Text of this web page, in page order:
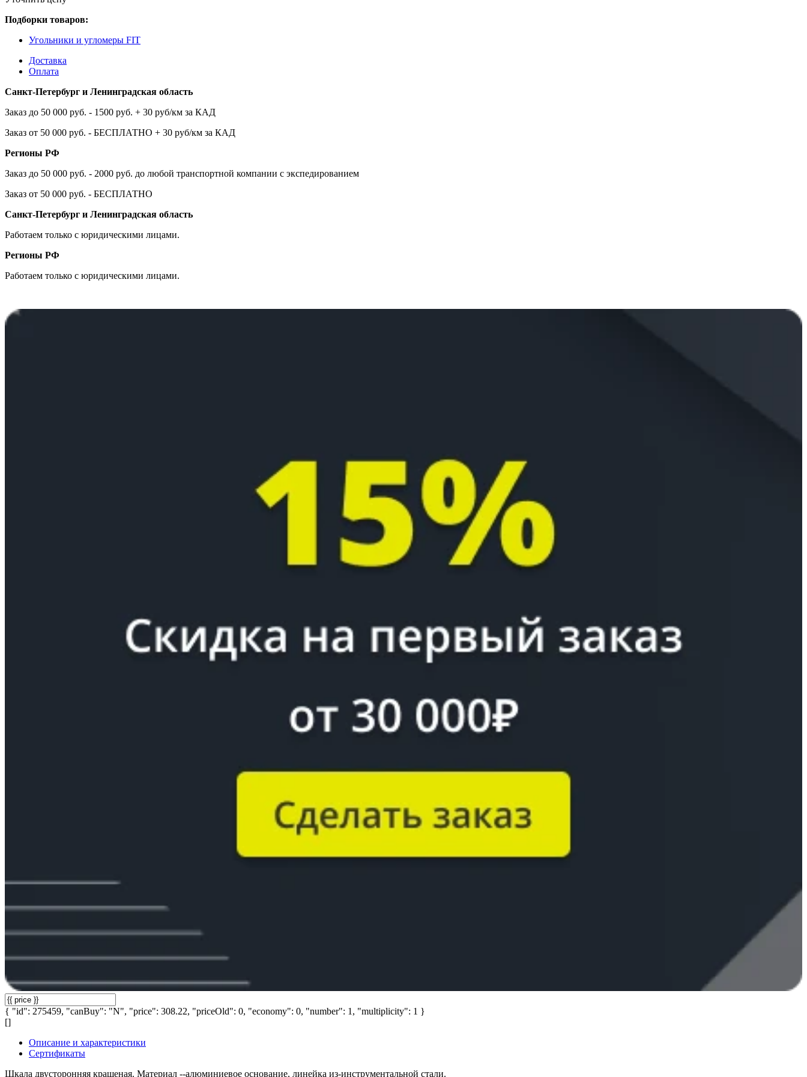
Подборки товаров:
Угольники и угломеры FIT
Доставка
Оплата
Санкт-Петербург и Ленинградская область
Заказ до 50 000 руб. - 1500 руб. + 30 руб/км за КАД
Заказ от 50 000 руб. - БЕСПЛАТНО + 30 руб/км за КАД
Регионы РФ
Заказ до 50 000 руб. - 2000 руб. до любой транспортной компании с экспедированием
Заказ от 50 000 руб. - БЕСПЛАТНО
Санкт-Петербург и Ленинградская область
Работаем только с юридическими лицами.
Регионы РФ
Работаем только с юридическими лицами.
{ "id": 275459, "canBuy": "N", "price": 308.22, "priceOld": 0, "economy": 0, "number": 1, "multiplicity": 1 }
[]
Описание и характеристики
Сертификаты
Шкала двусторонняя крашеная. Материал --алюминиевое основание, линейка из-инструментальной стали.